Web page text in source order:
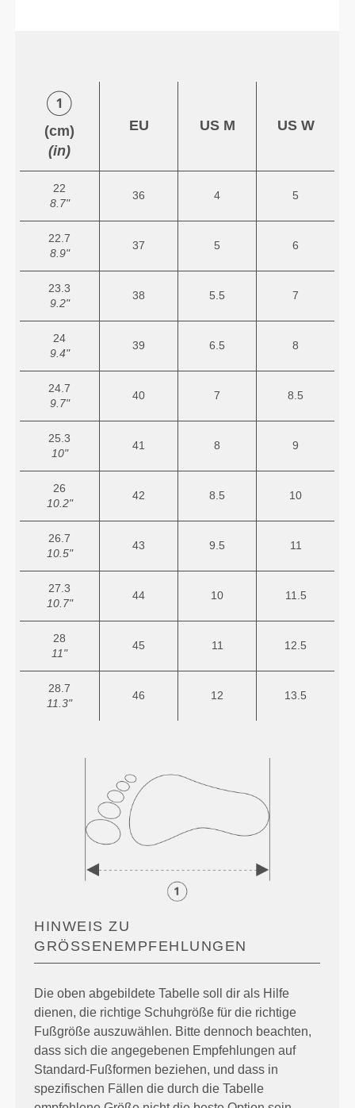
(cm)
(in)
EU US M US W
22
8.7"
36 4 5
22.7
8.9"
37 5 6
23.3
9.2"
38 5.5 7
24
9.4"
39 6.5 8
24.7
9.7"
40 7 8.5
25.3
10"
41 8 9
26
10.2"
42 8.5 10
26.7
10.5"
43 9.5 11
27.3
10.7"
44 10 11.5
28
11"
45 11 12.5
28.7
11.3"
46 12 13.5
HINWEIS ZU
GRÖSSENEMPFEHLUNGEN
Die oben abgebildete Tabelle soll dir als Hilfe
dienen, die richtige Schuhgröße für die richtige
Fußgröße auszuwählen. Bitte dennoch beachten,
dass sich die angegebenen Empfehlungen auf
Standard-Fußformen beziehen, und dass in
spezifischen Fällen die durch die Tabelle